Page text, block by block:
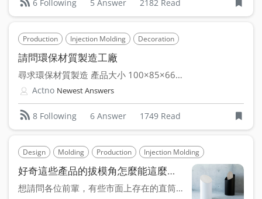
6 Following 5 Answer 2182 Read
Production Injection Molding Decoration
請問環保材質製造工廠
尋求環保材質製造 產品大小 100×85×66mm (更...
Actno Newest Answers
8 Following 6 Answer 1749 Read
Design Molding Production Injection Molding
好奇這些產品的拔模角怎麼能這麼小？
想請問各位前輩，有些市面上存在的直筒型塑膠產品的拔模角小到...